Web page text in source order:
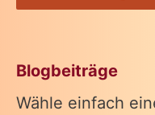
Blogbeiträge
Wähle einfach